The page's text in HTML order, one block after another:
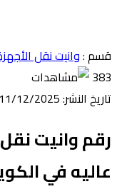
قسم :وانيت نقل
383
تاريخ النشر: 11/12/2025
رقم وانيت
عاليه في